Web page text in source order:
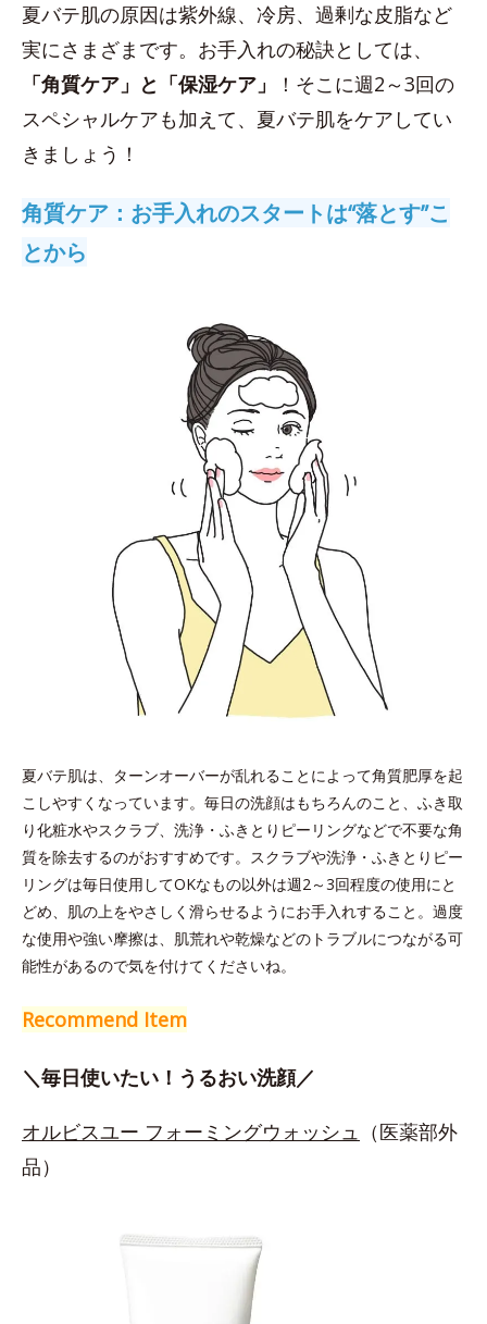
夏バテ肌の原因は紫外線、冷房、過剰な皮脂など
実にさまざまです。お手入れの秘訣としては、
「角質ケア」と「保湿ケア」
！そこに週2～3回の
スペシャルケアも加えて、夏バテ肌をケアしてい
きましょう！
角質ケア：お手入れのスタートは“落とす”こ
とから
夏バテ肌は、ターンオーバーが乱れることによって角質肥厚を起
こしやすくなっています。毎日の洗顔はもちろんのこと、ふき取
り化粧水やスクラブ、洗浄・ふきとりピーリングなどで不要な角
質を除去するのがおすすめです。スクラブや洗浄・ふきとりピー
リングは毎日使用してOKなもの以外は週2～3回程度の使用にと
どめ、肌の上をやさしく滑らせるようにお手入れすること。過度
な使用や強い摩擦は、肌荒れや乾燥などのトラブルにつながる可
能性があるので気を付けてくださいね。
Recommend Item
＼毎日使いたい！うるおい洗顔／
オルビスユー フォーミングウォッシュ （医薬部外
品）